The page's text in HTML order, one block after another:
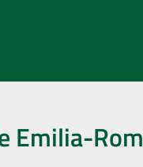
Emilia-